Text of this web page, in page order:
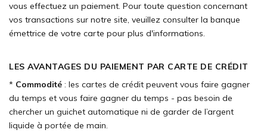
vous effectuez un paiement. Pour toute question concernant
vos transactions sur notre site, veuillez consulter la banque
émettrice de votre carte pour plus d'informations.
LES AVANTAGES DU PAIEMENT PAR CARTE DE CRÉDIT
* Commodité : les cartes de crédit peuvent vous faire gagner
du temps et vous faire gagner du temps - pas besoin de
chercher un guichet automatique ni de garder de l’argent
liquide à portée de main.